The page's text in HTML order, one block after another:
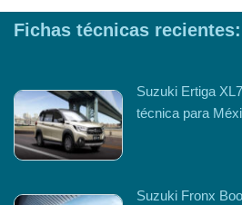
Fichas técnicas recientes:
Suzuki Ertiga
técnica para
Suzuki Fronx